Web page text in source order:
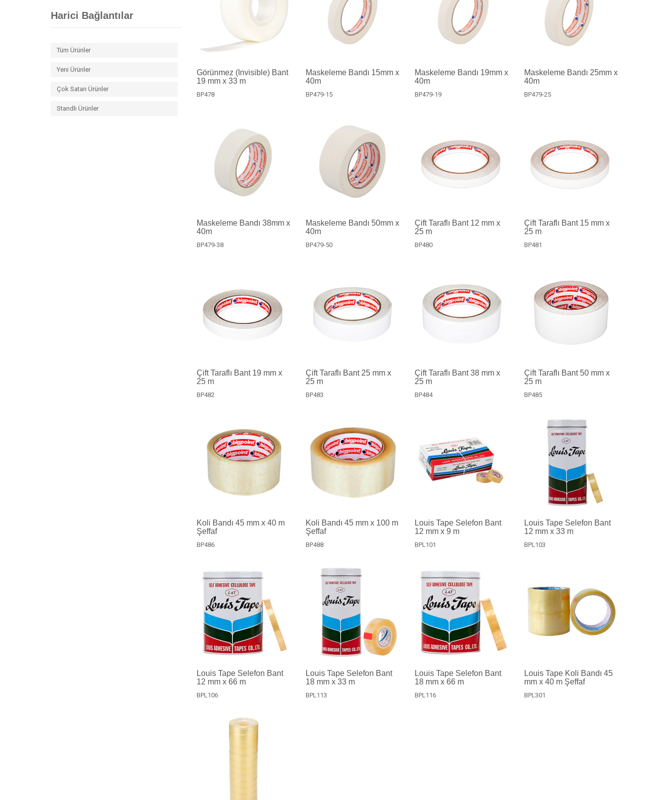
Harici Bağlantılar
Tüm Ürünler
Yeni Ürünler
Çok Satan Ürünler
Standlı Ürünler
Görünmez (Invisible) Bant
19 mm x 33 m
BP478
Maskeleme Bandı 15mm x
40m
BP479-15
Maskeleme Bandı 19mm x
40m
BP479-19
Maskeleme Bandı 25mm x
40m
BP479-25
Maskeleme Bandı 38mm x
40m
BP479-38
Maskeleme Bandı 50mm x
40m
BP479-50
Çift Taraflı Bant 12 mm x
25 m
BP480
Çift Taraflı Bant 15 mm x
25 m
BP481
Çift Taraflı Bant 19 mm x
25 m
BP482
Çift Taraflı Bant 25 mm x
25 m
BP483
Çift Taraflı Bant 38 mm x
25 m
BP484
Çift Taraflı Bant 50 mm x
25 m
BP485
Koli Bandı 45 mm x 40 m
Şeffaf
BP486
Koli Bandı 45 mm x 100 m
Şeffaf
BP488
Louis Tape Selefon Bant
12 mm x 9 m
BPL101
Louis Tape Selefon Bant
12 mm x 33 m
BPL103
Louis Tape Selefon Bant
12 mm x 66 m
BPL106
Louis Tape Selefon Bant
18 mm x 33 m
BPL113
Louis Tape Selefon Bant
18 mm x 66 m
BPL116
Louis Tape Koli Bandı 45
mm x 40 m Şeffaf
BPL301